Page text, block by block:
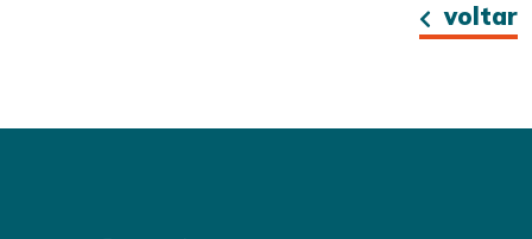
voltar